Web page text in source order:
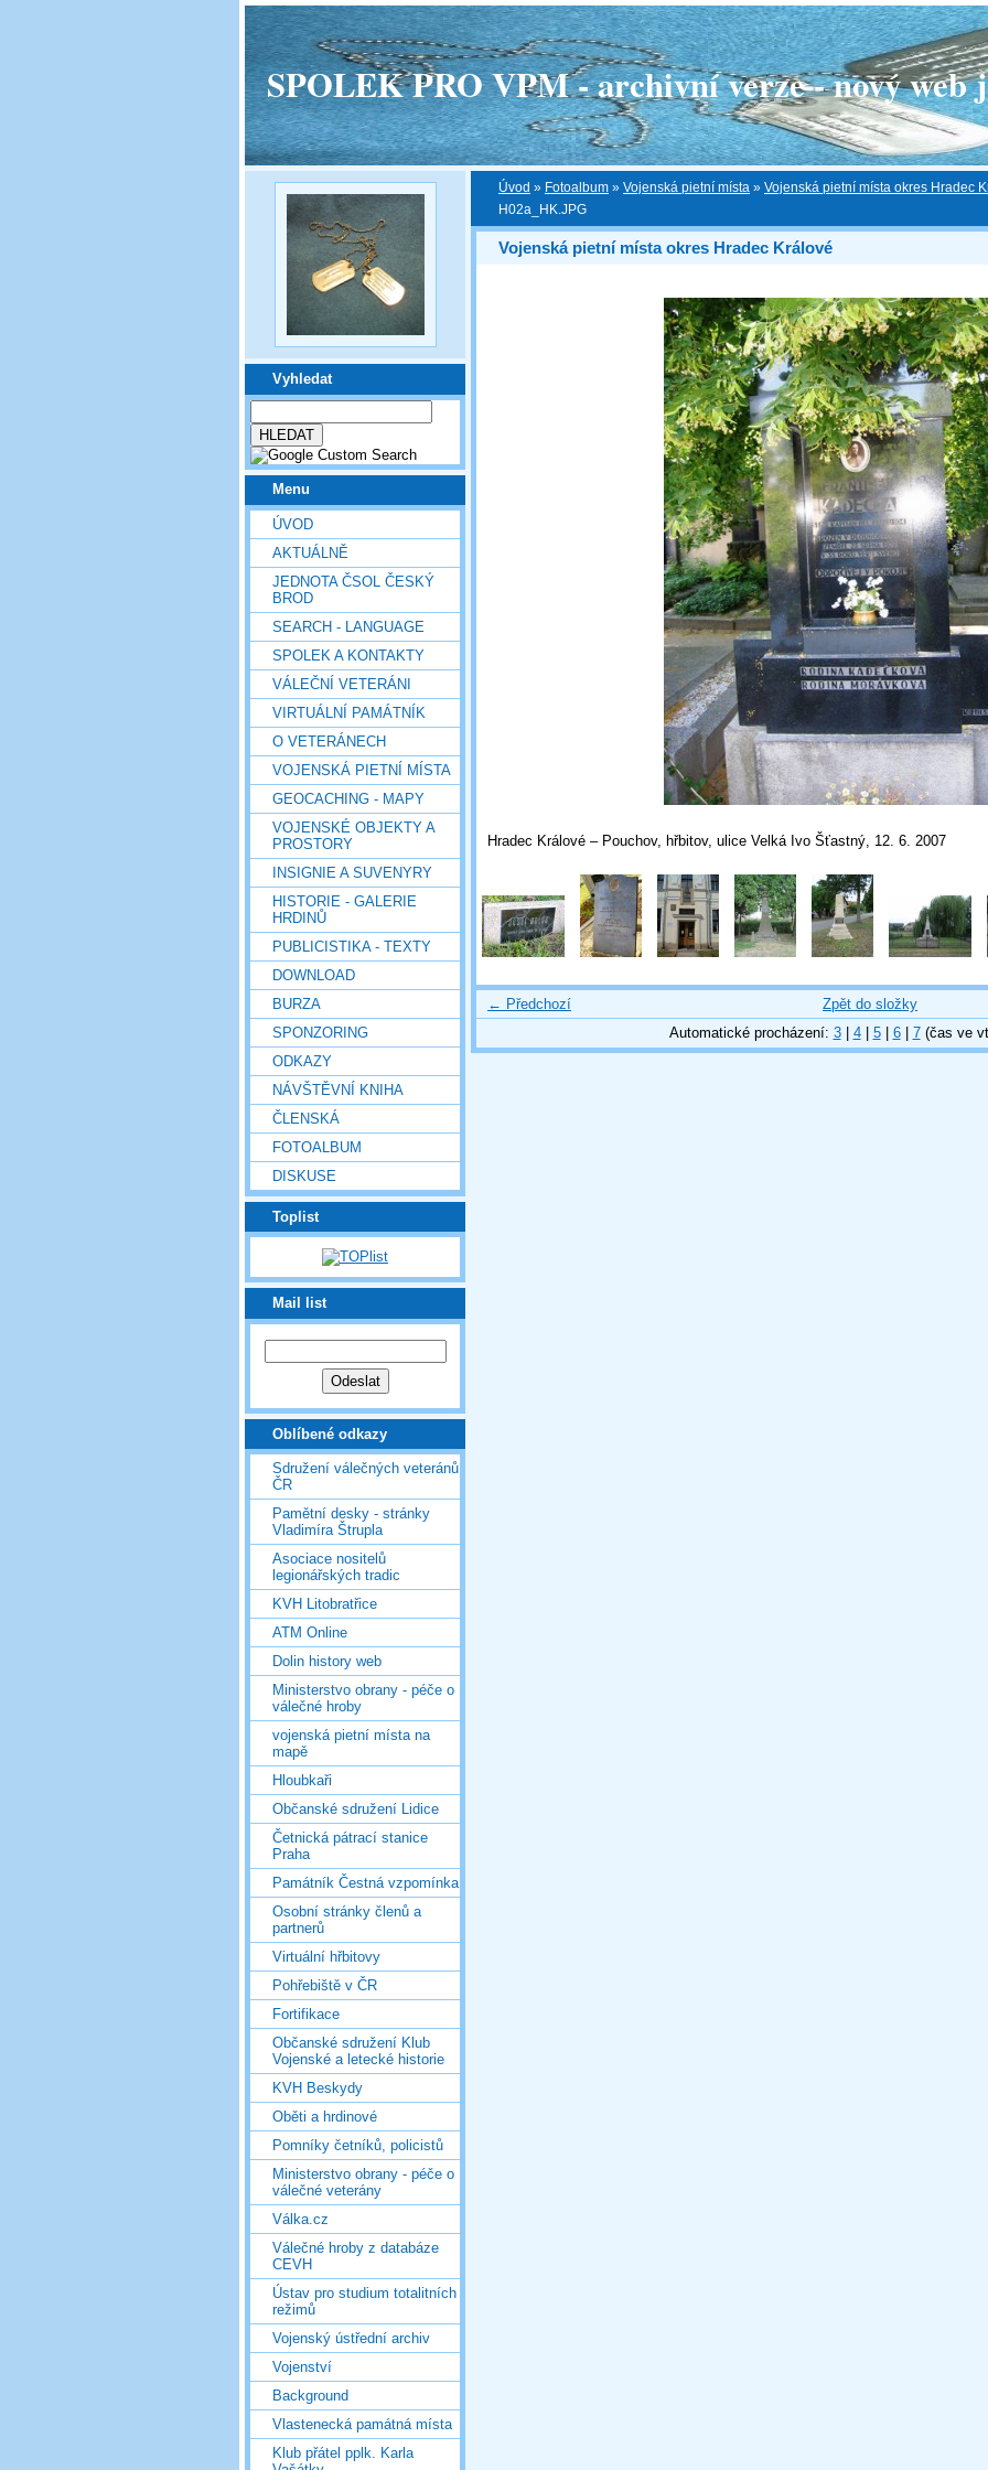
SPOLEK PRO VPM - archivní verze - nový web
Vyhledat
Menu
ÚVOD
AKTUÁLNĚ
JEDNOTA ČSOL ČESKÝ
BROD
SEARCH - LANGUAGE
SPOLEK A KONTAKTY
VÁLEČNÍ VETERÁNI
VIRTUÁLNÍ PAMÁTNÍK
O VETERÁNECH
VOJENSKÁ PIETNÍ MÍSTA
GEOCACHING - MAPY
VOJENSKÉ OBJEKTY A
PROSTORY
INSIGNIE A SUVENYRY
HISTORIE - GALERIE
HRDINŮ
PUBLICISTIKA - TEXTY
DOWNLOAD
BURZA
SPONZORING
ODKAZY
NÁVŠTĚVNÍ KNIHA
ČLENSKÁ
FOTOALBUM
DISKUSE
Toplist
Mail list
Oblíbené odkazy
Sdružení válečných veteránů
ČR
Pamětní desky - stránky
Vladimíra Štrupla
Asociace nositelů
legionářských tradic
KVH Litobratřice
ATM Online
Dolin history web
Ministerstvo obrany - péče o
válečné hroby
vojenská pietní místa na
mapě
Hloubkaři
Občanské sdružení Lidice
Četnická pátrací stanice
Praha
Památník Čestná vzpomínka
Osobní stránky členů a
partnerů
Virtuální hřbitovy
Pohřebiště v ČR
Fortifikace
Občanské sdružení Klub
Vojenské a letecké historie
KVH Beskydy
Oběti a hrdinové
Pomníky četníků, policistů
Ministerstvo obrany - péče o
válečné veterány
Válka.cz
Válečné hroby z databáze
CEVH
Ústav pro studium totalitních
režimů
Vojenský ústřední archiv
Vojenství
Background
Vlastenecká památná místa
Klub přátel pplk. Karla
Úvod » Fotoalbum » Vojenská pietní místa » Vojenská pietní místa okres Hradec
H02a_HK.JPG
Vojenská pietní místa okres Hradec Králové
Hradec Králové – Pouchov, hřbitov, ulice Velká Ivo Šťastný, 12. 6. 2007
← Předchozí
Zpět do složky
Automatické procházení: 3| 4| 5| 6| 7(čas ve